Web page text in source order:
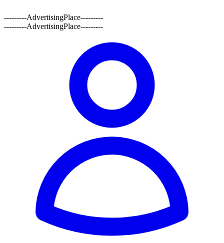
---------AdvertisingPlace---------
---------AdvertisingPlace---------